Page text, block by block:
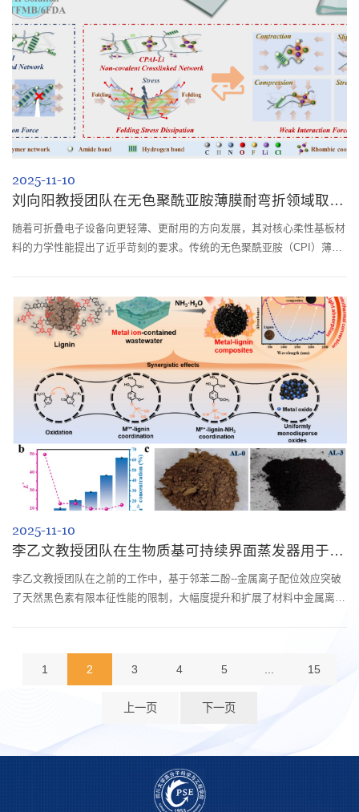
2025-11-10
刘向阳教授团队在无色聚酰亚胺薄膜耐弯折领域取得研究进展
随着可折叠电子设备向更轻薄、更耐用的方向发展，其对核心柔性基板材
料的力学性能提出了近乎苛刻的要求。传统的无色聚酰亚胺（CPI）薄膜
失效模式，制约了设备的可靠性与使用寿命和用户体验。针对这一系列挑
战，四川大学刘向阳课题组团队通过精细的分子工程设计，先后在国际权
威期刊Macrom...
2025-11-10
李乙文教授团队在生物质基可持续界面蒸发器用于废水处理领域取得新进展
李乙文教授团队在之前的工作中，基于邻苯二酚--金属离子配位效应突破
了天然黑色素有限本征性能的限制，大幅度提升和扩展了材料中金属离子
的功能应用于阻燃，生物传感，成像等领域（Mater. Today‚2024‚79,
112）。除此之外，黑色素改性的研究方法也可进一步扩展和应用于更多
1 2 3 4 5 ... 15
上一页 下一页